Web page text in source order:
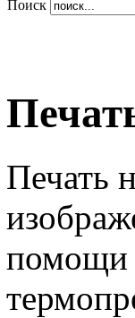
Поиск
Печать
помощи